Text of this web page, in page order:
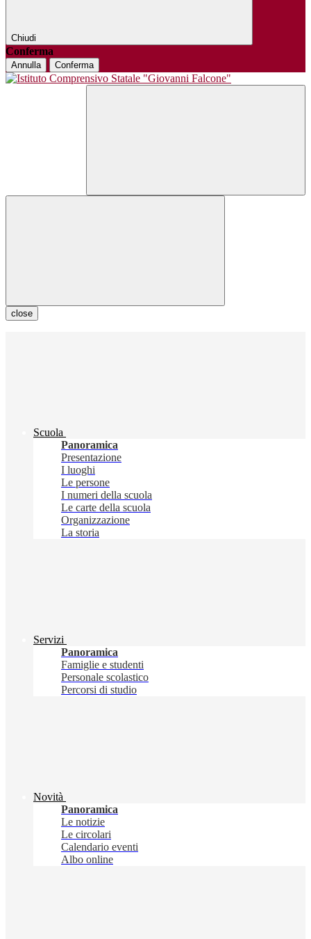
Chiudi
Conferma
Annulla Conferma
close
Scuola
Panoramica
Presentazione
I luoghi
Le persone
I numeri della scuola
Le carte della scuola
Organizzazione
La storia
Servizi
Panoramica
Famiglie e studenti
Personale scolastico
Percorsi di studio
Novità
Panoramica
Le notizie
Le circolari
Calendario eventi
Albo online